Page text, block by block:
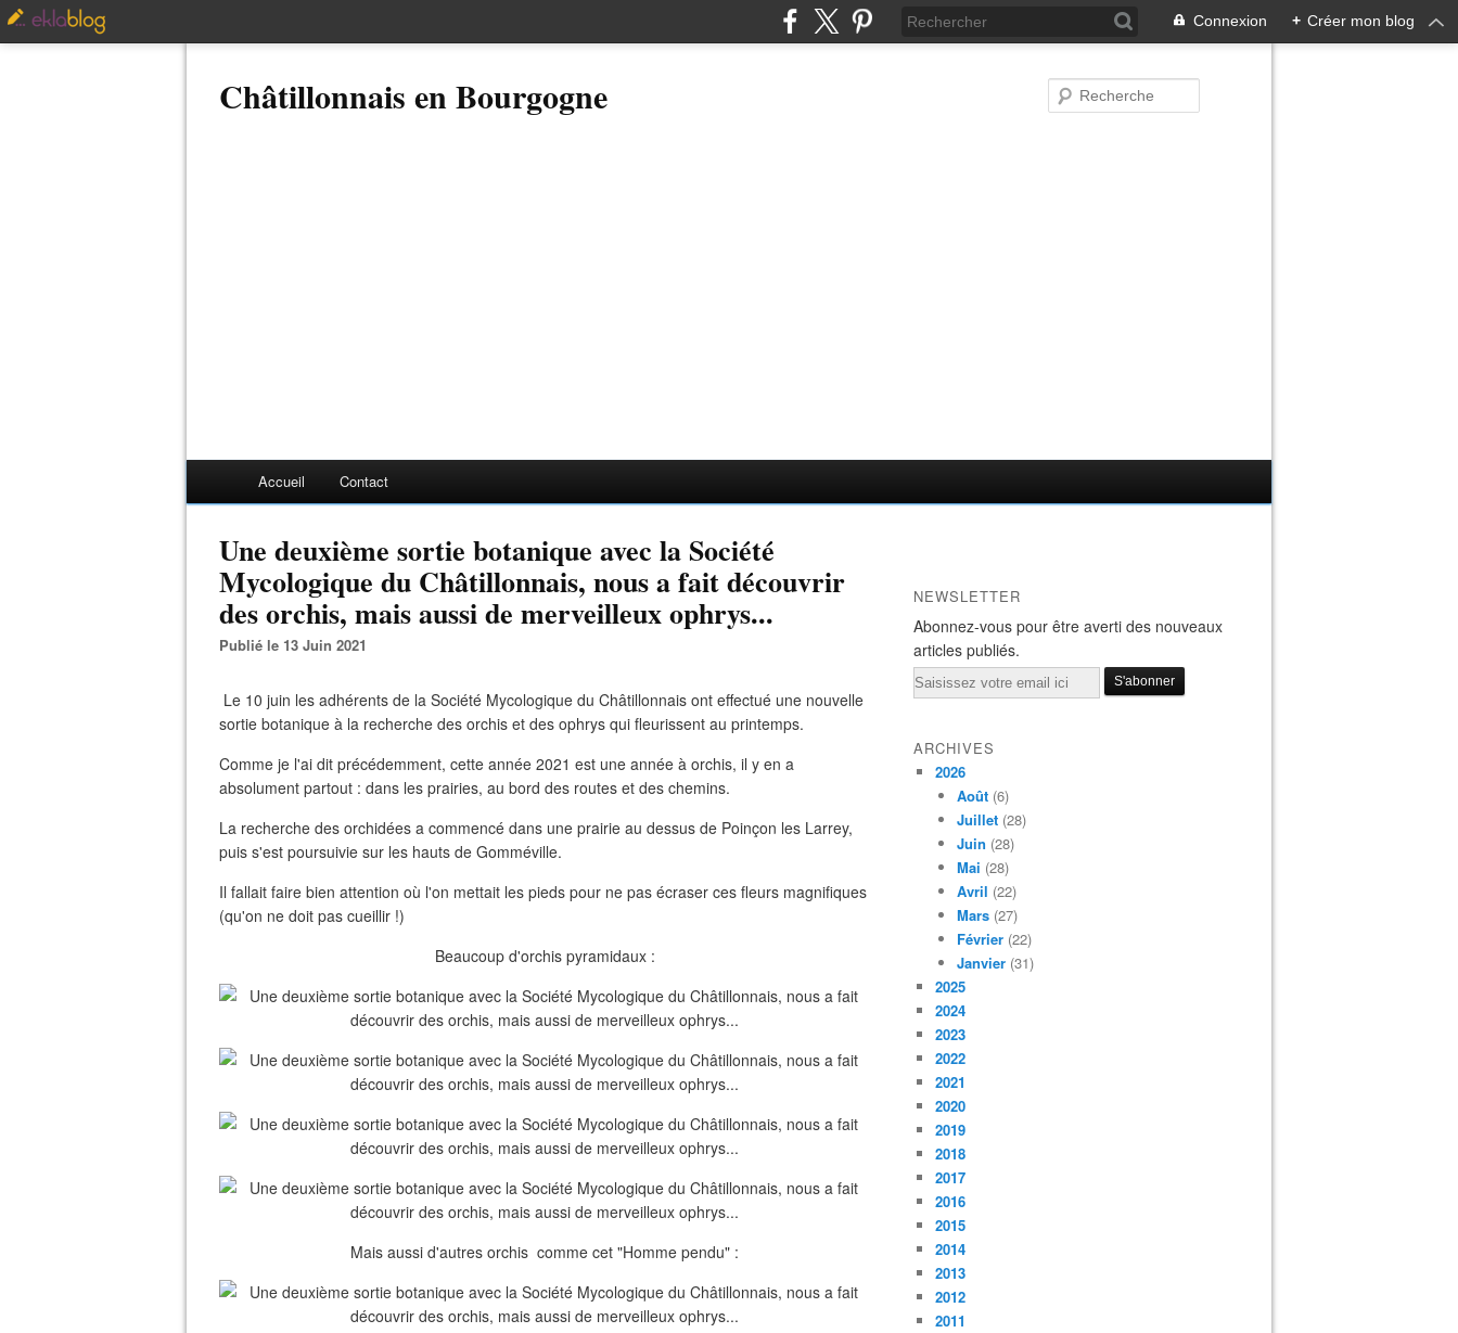
Connexion + Créer mon blog
Châtillonnais en Bourgogne
Accueil Contact
Une deuxième sortie botanique avec la Société
Mycologique du Châtillonnais, nous a fait découvrir
des orchis, mais aussi de merveilleux ophrys...
Publié le 13 Juin 2021
Le 10 juin les adhérents de la Société Mycologique du Châtillonnais ont effectué une nouvelle
sortie botanique à la recherche des orchis et des ophrys qui fleurissent au printemps.
Comme je l'ai dit précédemment, cette année 2021 est une année à orchis, il y en a
absolument partout : dans les prairies, au bord des routes et des chemins.
La recherche des orchidées a commencé dans une prairie au dessus de Poinçon les Larrey,
puis s'est poursuivie sur les hauts de Gomméville.
Il fallait faire bien attention où l'on mettait les pieds pour ne pas écraser ces fleurs magnifiques
(qu'on ne doit pas cueillir !)
Beaucoup d'orchis pyramidaux :
Mais aussi d'autres orchis comme cet "Homme pendu" :
NEWSLETTER
Abonnez-vous pour être averti des nouveaux
articles publiés.
Email
ARCHIVES
2026
Août (6)
Juillet (28)
Juin (28)
Mai (28)
Avril (22)
Mars (27)
Février (22)
Janvier (31)
2025
2024
2023
2022
2021
2020
2019
2018
2017
2016
2015
2014
2013
2012
2011